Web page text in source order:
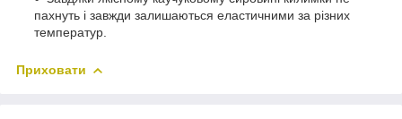
пахнуть і завжди залишаються еластичними за різних
температур.
Приховати